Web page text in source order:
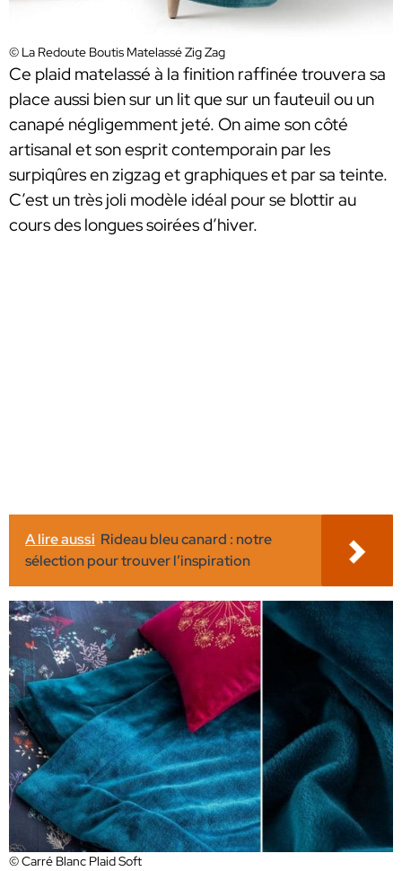
© La Redoute Boutis Matelassé Zig Zag
Ce plaid matelassé à la finition raffinée trouvera sa
place aussi bien sur un lit que sur un fauteuil ou un
canapé négligemment jeté. On aime son côté
artisanal et son esprit contemporain par les
surpiqûres en zigzag et graphiques et par sa teinte.
C’est un très joli modèle idéal pour se blottir au
cours des longues soirées d’hiver.
A lire aussi Rideau bleu canard : notre
sélection pour trouver l’inspiration
© Carré Blanc Plaid Soft